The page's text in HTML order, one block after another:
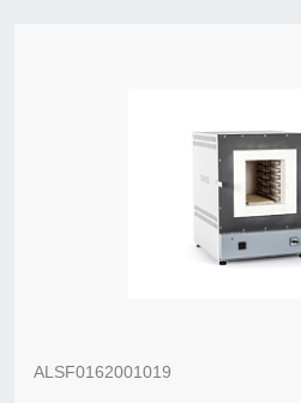
ALSF0162001019